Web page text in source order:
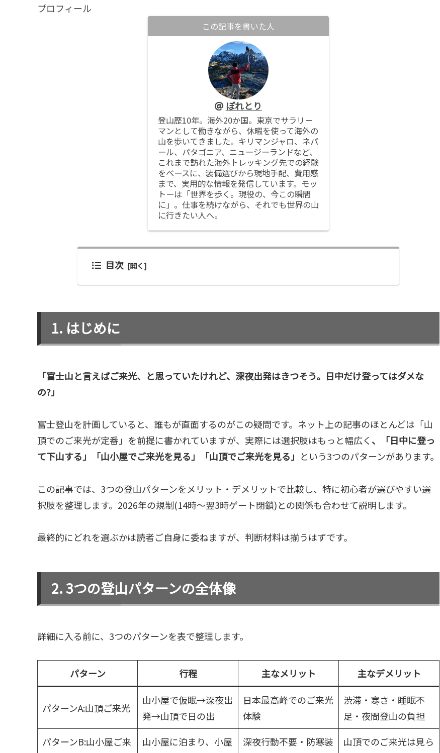
プロフィール
この記事を書いた人
ぽれとり
登山歴10年。海外20か国。東京でサラリー
マンとして働きながら、休暇を使って海外の
山を歩いてきました。キリマンジャロ、ネパ
ール、パタゴニア、ニュージーランドなど、
これまで訪れた海外トレッキング先での経験
をベースに、装備選びから現地手配、費用感
まで、実用的な情報を発信しています。モッ
トーは「世界を歩く。現役の、今この瞬間
に」。仕事を続けながら、それでも世界の山
に行きたい人へ。
目次
はじめに
「富士山と言えばご来光、と思っていたけれど、深夜出発はきつそう。日中だけ登ってはダメな
の?」
富士登山を計画していると、誰もが直面するのがこの疑問です。ネット上の記事のほとんどは「山
頂でのご来光が定番」を前提に書かれていますが、実際には選択肢はもっと幅広く 、「日中に登っ
て下山する」「山小屋でご来光を見る」「山頂でご来光を見る」 という3つのパターンがあります。
この記事では、3つの登山パターンをメリット・デメリットで比較し、特に初心者が選びやすい選
択肢を整理します。2026年の規制(14時〜翌3時ゲート閉鎖)との関係も合わせて説明します。
最終的にどれを選ぶかは読者ご自身に委ねますが、判断材料は揃うはずです。
3つの登山パターンの全体像
詳細に入る前に、3つのパターンを表で整理します。
パターン 行程 主なメリット 主なデメリット
パターンA:山頂ご来光
山小屋で仮眠→深夜出
発→山頂で日の出
日本最高峰でのご来光
体験
渋滞・寒さ・睡眠不
足・夜間登山の負担
パターンB:山小屋ご来
山小屋に泊まり、小屋
深夜行動不要・防寒装
山頂でのご来光は見ら